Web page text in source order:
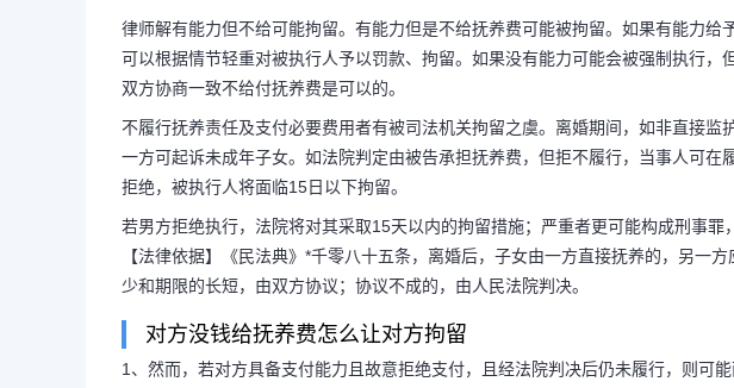
律师解有能力但不给可能拘留。有能力但是不给抚养费可能被拘留。如果有能力给
可以根据情节轻重对被执行人予以罚款、拘留。如果没有能力可能会被强制执行，
双方协商一致不给付抚养费是可以的。
不履行抚养责任及支付必要费用者有被司法机关拘留之虞。离婚期间，如非直接监
一方可起诉未成年子女。如法院判定由被告承担抚养费，但拒不履行，当事人可在
拒绝，被执行人将面临15日以下拘留。
若男方拒绝执行，法院将对其采取15天以内的拘留措施；严重者更可能构成刑事罪
【法律依据】《民法典》*千零八十五条，离婚后，子女由一方直接抚养的，另一
少和期限的长短，由双方协议；协议不成的，由人民法院判决。
对方没钱给抚养费怎么让对方拘留
1、然而，若对方具备支付能力且故意拒绝支付，且经法院判决后仍未履行，则可
欠孩子抚养费不给能拘留吗 三种情
给抚养费
律师解不会。不会。但是如果是有能力交抚养
不履行法律生效判决或调解书规定的抚养义务，法
情节轻重采取民事拘留的。如果情节严重，也可能